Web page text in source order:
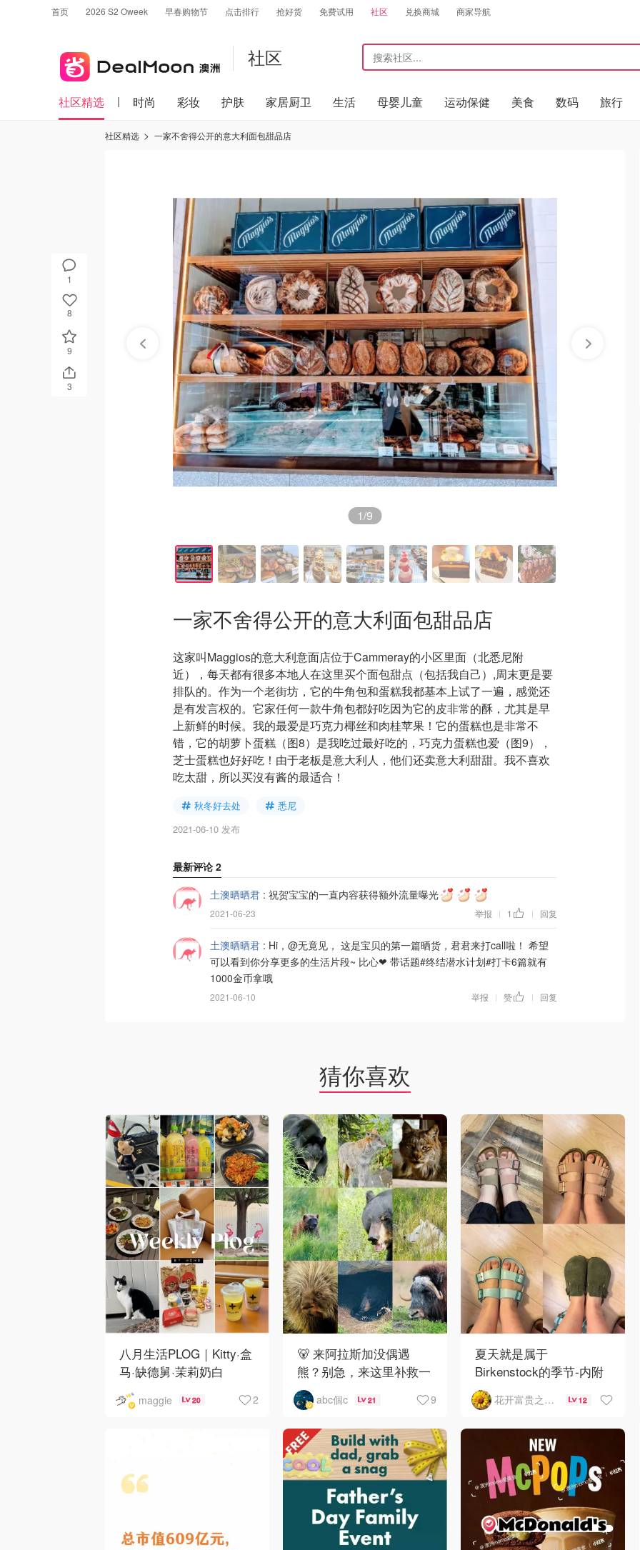
首页 2026 S2 Oweek 早春购物节 点击排行 抢好货 免费试用 社区 兑换商城 商家导航
社区
社区精选 时尚 彩妆 护肤 家居厨卫 生活 母婴儿童 运动保健 美食 数码 旅行
1
8
9
3
社区精选 一家不舍得公开的意大利面包甜品店
1/9
一家不舍得公开的意大利面包甜品店
这家叫Maggios的意大利意面店位于Cammeray的小区里面（北悉尼附
近），每天都有很多本地人在这里买个面包甜点（包括我自己）,周末更是要
排队的。作为一个老街坊，它的牛角包和蛋糕我都基本上试了一遍，感觉还
是有发言权的。它家任何一款牛角包都好吃因为它的皮非常的酥，尤其是早
上新鲜的时候。我的最爱是巧克力椰丝和肉桂苹果！它的蛋糕也是非常不
错，它的胡萝卜蛋糕（图8）是我吃过最好吃的，巧克力蛋糕也爱（图9），
芝士蛋糕也好好吃！由于老板是意大利人，他们还卖意大利甜甜。我不喜欢
吃太甜，所以买沒有酱的最适合！
秋冬好去处
悉尼
2021-06-10 发布
最新评论 2
土澳晒晒君 : 祝贺宝宝的一直内容获得额外流量曝光
2021-06-23 举报 | 1 | 回复
土澳晒晒君 : Hi，@无竟见， 这是宝贝的第一篇晒货，君君来打call啦！ 希望
可以看到你分享更多的生活片段~ 比心❤ 带话题#终结潜水计划#打卡6篇就有
1000金币拿哦
2021-06-10 举报 | 赞 | 回复
猜你喜欢
八月生活PLOG｜Kitty·盒
马·缺德舅·茉莉奶白
·Costco·Wendy's
maggie 20 2
🐻 来阿拉斯加没偶遇
熊？别急，来这里补救一
下！
abc個c 21 9
夏天就是属于
Birkenstock的季节-内附
如何选择
花开富贵之Mo个Mo 12